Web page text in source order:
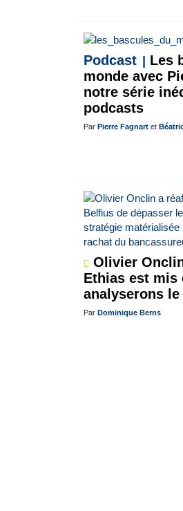
Podcast
Les
monde avec
notre série
podcasts
Par Pierre Fagnartet
Olivier
Ethias est mis
analyserons
Par Dominique Berns